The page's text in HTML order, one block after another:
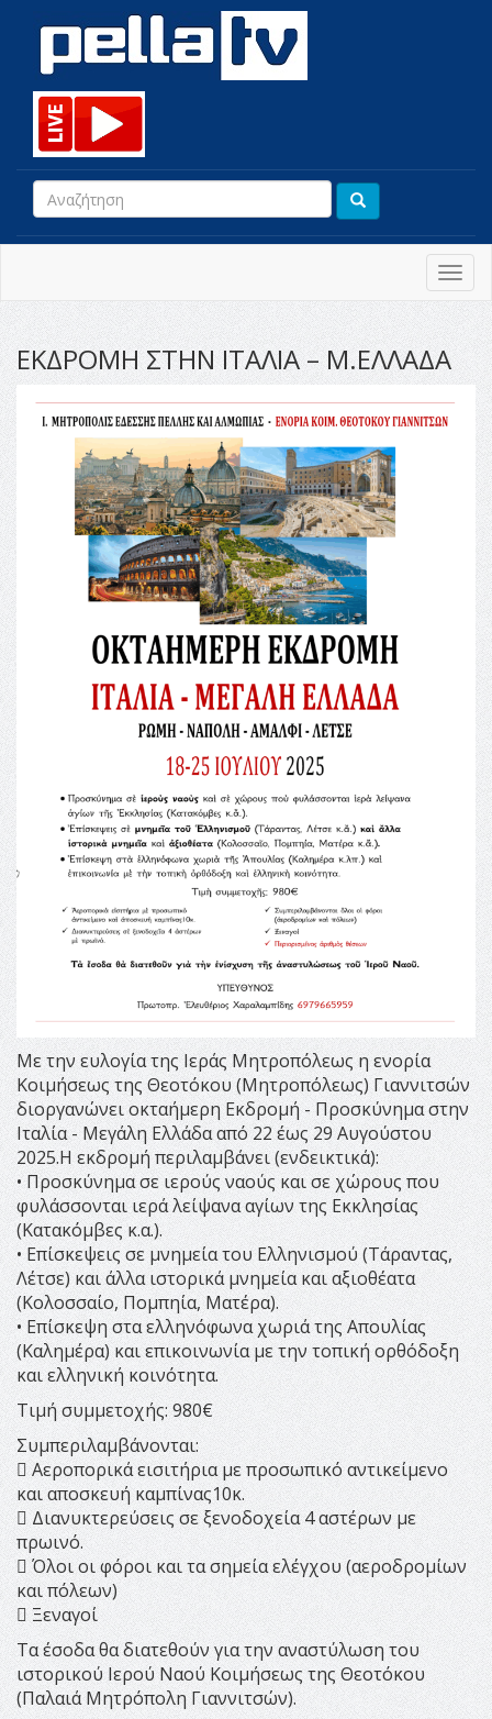
ΕΚΔΡΟΜΗ ΣΤΗΝ ΙΤΑΛΙΑ – Μ.ΕΛΛΑΔΑ
Με την ευλογία της Ιεράς Μητροπόλεως η ενορία
Κοιμήσεως της Θεοτόκου (Μητροπόλεως) Γιαννιτσών
διοργανώνειοκταήμερη Εκδρομή - Προσκύνημα στην
Ιταλία - Μεγάλη Ελλάδα από 22 έως 29 Αυγούστου
2025.Η εκδρομή περιλαμβάνει (ενδεικτικά):
• Προσκύνημα σε ιερούς ναούς και σε χώρους που
φυλάσσονται ιερά λείψανα αγίων της Εκκλησίας
(Κατακόμβες κ.α.).
• Επίσκεψεις σε μνημεία του Ελληνισμού (Τάραντας,
Λέτσε) και άλλα ιστορικά μνημεία και αξιοθέατα
(Κολοσσαίο, Πομπηία, Ματέρα).
• Επίσκεψη στα ελληνόφωνα χωριά της Απουλίας
(Καλημέρα) και επικοινωνία με την τοπική ορθόδοξη
και ελληνική κοινότητα.
Τιμή συμμετοχής: 980€
Συμπεριλαμβάνονται:
 Αεροπορικά εισιτήρια με προσωπικό αντικείμενο
και αποσκευή καμπίνας10κ.
 Διανυκτερεύσεις σε ξενοδοχεία 4 αστέρων με
πρωινό.
 Όλοι οι φόροι και τα σημεία ελέγχου (αεροδρομίων
και πόλεων)
 Ξεναγοί
Τα έσοδα θα διατεθούν για την αναστύλωση του
ιστορικού Ιερού Ναού Κοιμήσεως της Θεοτόκου
(Παλαιά Μητρόπολη Γιαννιτσών).